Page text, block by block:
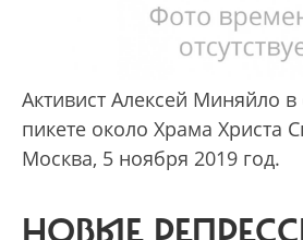
Активист Алексей Миняйло
пикете около Храма Христа
Москва, 5 ноября 2019 год.